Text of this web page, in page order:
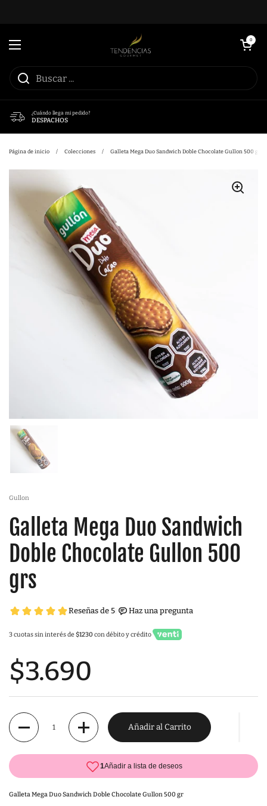
Abrir menú
Abrir carrito
0
¿Cuándo llega mi pedido?
DESPACHOS
Página de inicio / Colecciones / Galleta Mega Duo Sandwich Doble Chocolate Gullon 500 grs
Gullon
Galleta Mega Duo Sandwich
Doble Chocolate Gullon 500
grs
3 cuotas sin interés de$1230 con débito y crédito
$3.690
Cantidad
Añadir al Carrito
Galleta Mega Duo Sandwich Doble Chocolate Gullon 500 gr